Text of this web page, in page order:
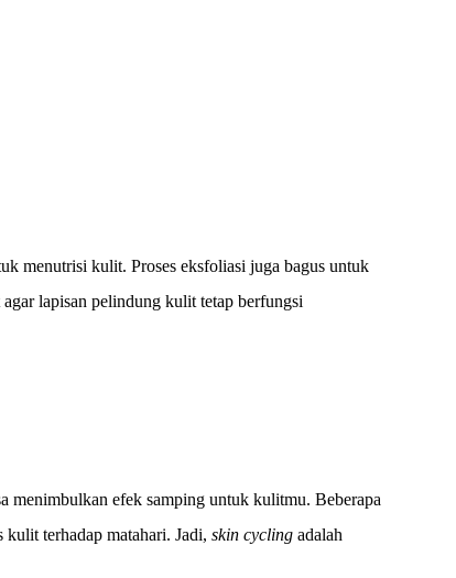
menutrisi kulit. Proses eksfoliasi juga bagus untuk
agar lapisan pelindung kulit tetap berfungsi
menimbulkan efek samping untuk kulitmu. Beberapa
terhadap matahari. Jadi,skin cycling adalah